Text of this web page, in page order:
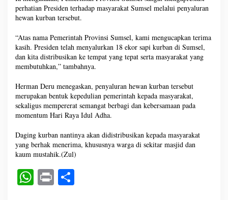
perhatian Presiden terhadap masyarakat Sumsel melalui penyaluran
hewan kurban tersebut.
“Atas nama Pemerintah Provinsi Sumsel, kami mengucapkan terima
kasih. Presiden telah menyalurkan 18 ekor sapi kurban di Sumsel,
dan kita distribusikan ke tempat yang tepat serta masyarakat yang
membutuhkan,” tambahnya.
Herman Deru menegaskan, penyaluran hewan kurban tersebut
merupakan bentuk kepedulian pemerintah kepada masyarakat,
sekaligus mempererat semangat berbagi dan kebersamaan pada
momentum Hari Raya Idul Adha.
Daging kurban nantinya akan didistribusikan kepada masyarakat
yang berhak menerima, khususnya warga di sekitar masjid dan
kaum mustahik.(Zul)
W Pr